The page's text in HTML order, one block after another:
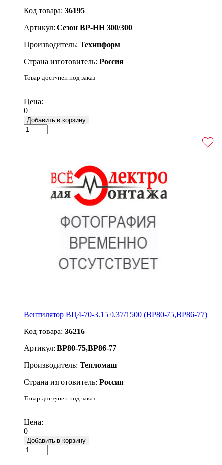
Код товара: 36195
Артикул: Сезон ВР-НН 300/300
Производитель: Техинформ
Страна изготовитель: Россия
Товар доступен под заказ
Цена:
0
Добавить в корзину
Вентилятор ВЦ4-70-3.15 0.37/1500 (ВР80-75,ВР86-77)
Код товара: 36216
Артикул: ВР80-75,ВР86-77
Производитель: Тепломаш
Страна изготовитель: Россия
Товар доступен под заказ
Цена:
0
Добавить в корзину